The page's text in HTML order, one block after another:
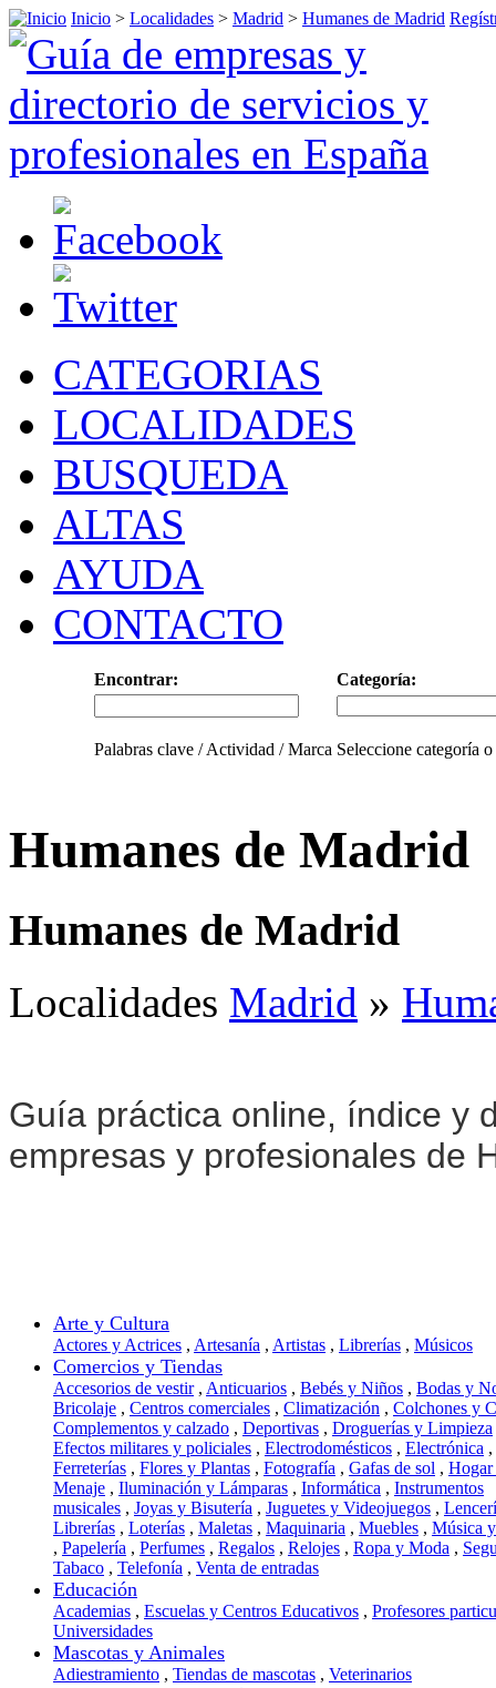
Inicio > Localidades > Madrid > Humanes de Madrid
CATEGORIAS
LOCALIDADES
BUSQUEDA
ALTAS
AYUDA
CONTACTO
Encontrar: Categoría:
Palabras clave / Actividad / Marca Seleccione categoría
Humanes de Madrid
Humanes de Madrid
Localidades Madrid »
Guía práctica online, índice y
empresas y profesionales de
Arte y Cultura
Actores y Actrices , Artesanía , Artistas , Librerías , Músicos
Comercios y Tiendas
Accesorios de vestir, Anticuarios , Bebés y Niños , Bodas y
Bricolaje , Centros comerciales , Climatización , Colchones y
Complementos y calzado , Deportivas , Droguerías y Limpieza
Efectos militares y policiales , Electrodomésticos , Electrónica ,
Ferreterías , Flores y Plantas , Fotografía , Gafas de sol ,
Menaje , Iluminación y Lámparas , Informática , Instrumentos
musicales , Joyas y Bisutería , Juguetes y Videojuegos ,
Librerías , Loterías , Maletas , Maquinaria , Muebles , Música
, Papelería , Perfumes , Regalos , Relojes , Ropa y Moda ,
Tabaco , Telefonía , Venta de entradas
Educación
Academias , Escuelas y Centros Educativos , Profesores
Universidades
Mascotas y Animales
Adiestramiento , Tiendas de mascotas , Veterinarios